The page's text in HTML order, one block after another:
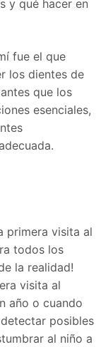
y qué hacer en
fue el que
los dientes de
que los
esenciales,
primera visita al
todos los
la realidad!
visita al
año o cuando
posibles
al niño a